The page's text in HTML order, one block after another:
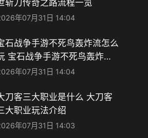
斩刀传奇之路流程一览
年07月31日 14:04
石战争手游不死鸟轰炸流怎么
宝石战争手游不死鸟轰炸流
配攻略
年07月31日 14:04
刀客三大职业是什么 大刀客
大职业玩法介绍
年07月31日 14:03